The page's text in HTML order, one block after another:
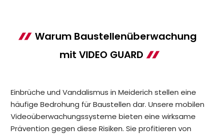
Warum Baustellenüberwachung
mit VIDEO GUARD
Einbrüche und Vandalismus in Meiderich stellen eine
häufige Bedrohung für Baustellen dar. Unsere mobilen
Videoüberwachungssysteme bieten eine wirksame
Prävention gegen diese Risiken. Sie profitieren von